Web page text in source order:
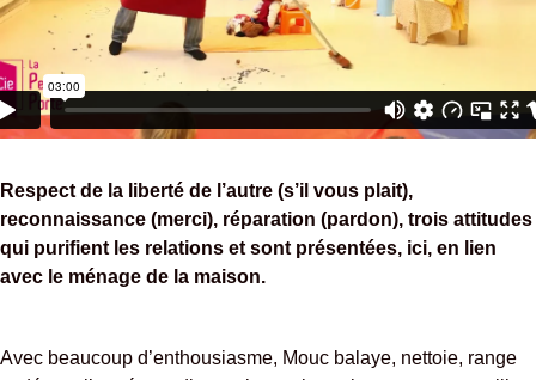
Respect de la liberté de l’autre (s’il vous plait),
reconnaissance (merci), réparation (pardon), trois attitudes
qui purifient les relations et sont présentées, ici, en lien
avec le ménage de la maison.
Avec beaucoup d’enthousiasme, Mouc balaye, nettoie, range